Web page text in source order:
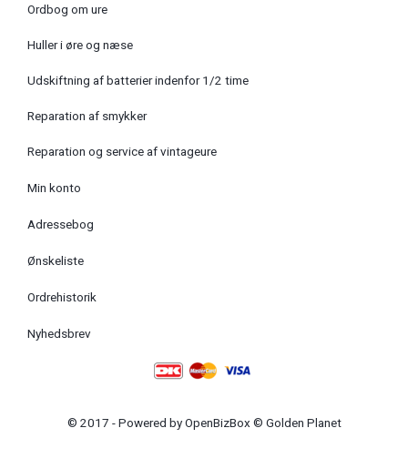
Ordbog om ure
Huller i øre og næse
Udskiftning af batterier indenfor 1/2 time
Reparation af smykker
Reparation og service af vintageure
Min konto
Adressebog
Ønskeliste
Ordrehistorik
Nyhedsbrev
© 2017 - Powered byOpenBizBox © Golden Planet